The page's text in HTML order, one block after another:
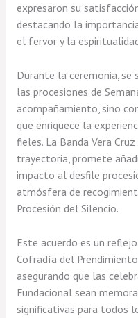
expresaron su
destacando la
el fervor y la
Durante la ceremonia, se
las procesiones de
acompañamiento, sino
que enriquece la
fieles. La Banda Vera
trayectoria, promete
impacto al desfile
atmósfera de
Procesión del Silencio.
Este acuerdo es un
Cofradía del
asegurando que las
Fundacional sean
significativas para todos